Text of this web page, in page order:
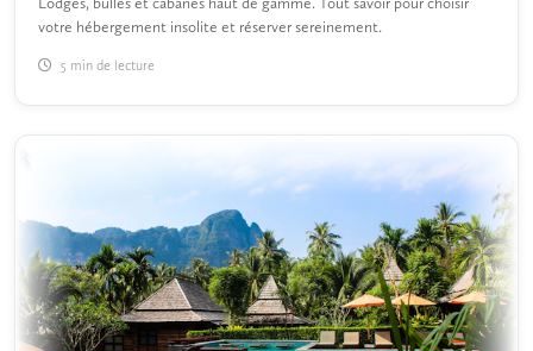
votre hébergement insolite et réserver sereinement.
5 min de lecture